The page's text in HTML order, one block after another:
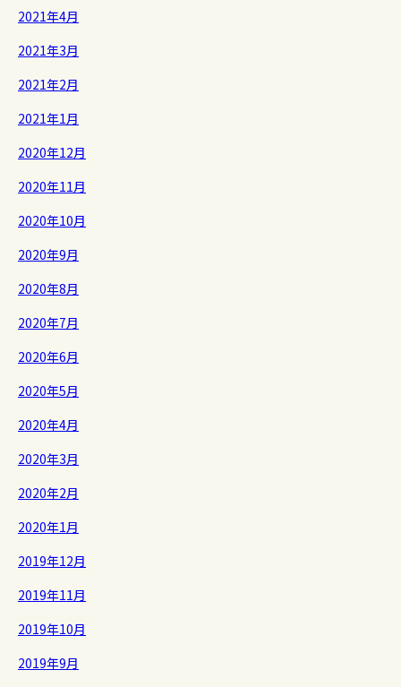
2021年4月
2021年3月
2021年2月
2021年1月
2020年12月
2020年11月
2020年10月
2020年9月
2020年8月
2020年7月
2020年6月
2020年5月
2020年4月
2020年3月
2020年2月
2020年1月
2019年12月
2019年11月
2019年10月
2019年9月